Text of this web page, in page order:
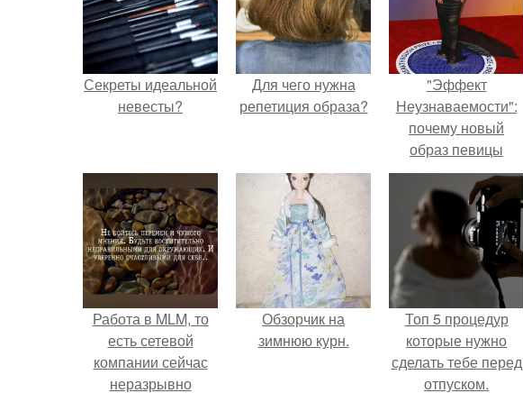
Секреты идеальной
невесты?
Для чего нужна
репетиция образа?
"Эффект
Неузнаваемости":
почему новый
образ певицы
вызвал споры о
гранях
возможного?
Работа в MLM, то
есть сетевой
компании сейчас
неразрывно
Обзорчик на
зимнюю курн.
Топ 5 процедур
которые нужно
сделать тебе перед
отпуском.